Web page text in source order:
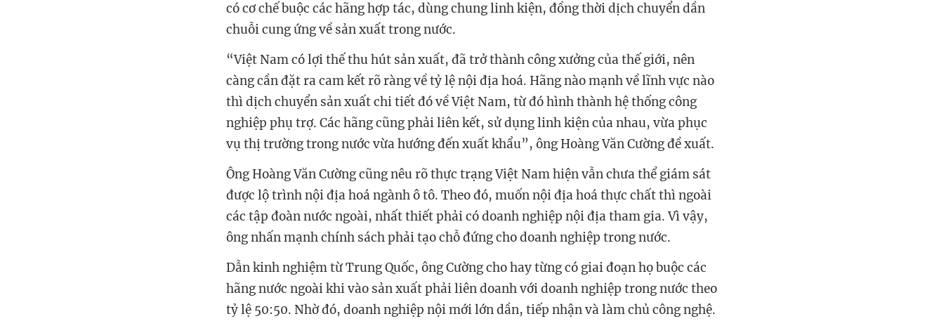
có cơ chế buộc các hãng hợp tác, dùng chung linh kiện, đồng thời dịch chuyển dần
chuỗi cung ứng về sản xuất trong nước.
“Việt Nam có lợi thế thu hút sản xuất, đã trở thành công xưởng của thế giới, nên
càng cần đặt ra cam kết rõ ràng về tỷ lệ nội địa hoá. Hãng nào mạnh về lĩnh vực nào
thì dịch chuyển sản xuất chi tiết đó về Việt Nam, từ đó hình thành hệ thống công
nghiệp phụ trợ. Các hãng cũng phải liên kết, sử dụng linh kiện của nhau, vừa phục
vụ thị trường trong nước vừa hướng đến xuất khẩu”, ông Hoàng Văn Cường đề xuất.
Ông Hoàng Văn Cường cũng nêu rõ thực trạng Việt Nam hiện vẫn chưa thể giám sát
được lộ trình nội địa hoá ngành ô tô. Theo đó, muốn nội địa hoá thực chất thì ngoài
các tập đoàn nước ngoài, nhất thiết phải có doanh nghiệp nội địa tham gia. Vì vậy,
ông nhấn mạnh chính sách phải tạo chỗ đứng cho doanh nghiệp trong nước.
Dẫn kinh nghiệm từ Trung Quốc, ông Cường cho hay từng có giai đoạn họ buộc các
hãng nước ngoài khi vào sản xuất phải liên doanh với doanh nghiệp trong nước theo
tỷ lệ 50:50. Nhờ đó, doanh nghiệp nội mới lớn dần, tiếp nhận và làm chủ công nghệ.